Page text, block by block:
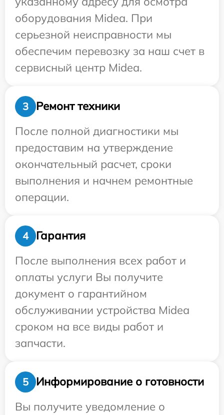
оборудования Midea. При
серьезной неисправности мы
обеспечим перевозку за наш счет в
сервисный центр Midea.
3
Ремонт техники
После полной диагностики мы
предоставим на утверждение
окончательный расчет, сроки
выполнения и начнем ремонтные
операции.
4
Гарантия
После выполнения всех работ и
оплаты услуги Вы получите
документ о гарантийном
обслуживании устройства Midea
сроком на все виды работ и
запчасти.
5
Информирование о готовности
Вы получите уведомление о